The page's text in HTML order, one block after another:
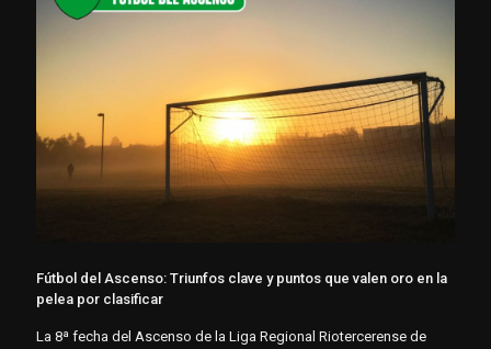
Fútbol del Ascenso: Triunfos clave y puntos que valen oro en la
pelea por clasificar
La 8ª fecha del Ascenso de la Liga Regional Riotercerense de